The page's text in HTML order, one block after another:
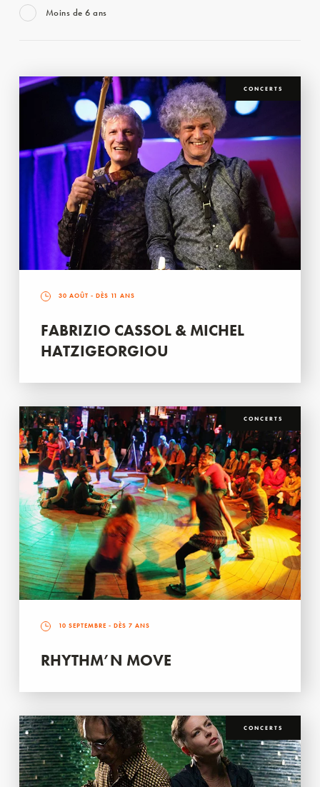
Moins de 6 ans
CONCERTS
30 AOÛT - DÈS 11 ANS
FABRIZIO CASSOL & MICHEL
HATZIGEORGIOU
CONCERTS
10 SEPTEMBRE - DÈS 7 ANS
RHYTHM’N MOVE
CONCERTS